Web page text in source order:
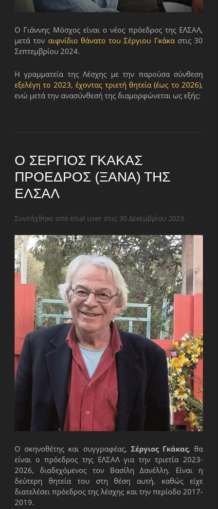
Ο Γιάννης Μόσχος είναι ο νέος πρόεδρος της ΕΛΣΑΛ,
μετά τον αιφνίδιο θάνατο του Σέργιου Γκάκαστις 30
Σεπτεμβρίου 2024.
Η γραμματεία της Λέσχης με την παρούσα σύνθεση
εξελέγη το 2023, έχοντας τριετή θητεία (έως το 2026),
ενώ μετά την ανασύνθεσή της διαμορφώνεται ως εξής:
Ο ΣΈΡΓΙΟΣ ΓΚΆΚΑΣ
ΠΡΌΕΔΡΟΣ (ΞΑΝΆ) ΤΗΣ
ΕΛΣΑΛ
Συντάχθηκε από elsal user στις 30 Δεκεμβρίου 2023.
Ο σκηνοθέτης και συγγραφέας, Σέργιος Γκάκας, θα
είναι ο πρόεδρος της ΕΛΣΑΛ για την τριετία 2023-
2026, διαδεχόμενος τον Βασίλη Δανέλλη. Είναι η
δεύτερη θητεία του στη θέση αυτή, καθώς είχε
διατελέσει πρόεδρος της λέσχης και την περίοδο 2017-
2019.